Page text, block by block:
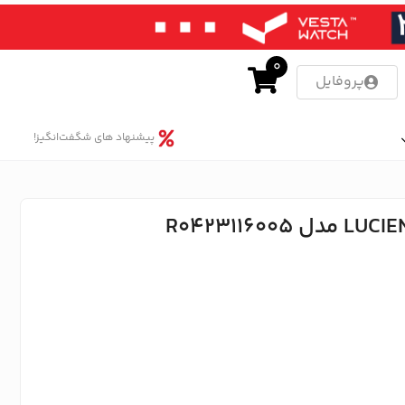
پروفایل
0
پیشنهاد های شگفت‌انگیز!